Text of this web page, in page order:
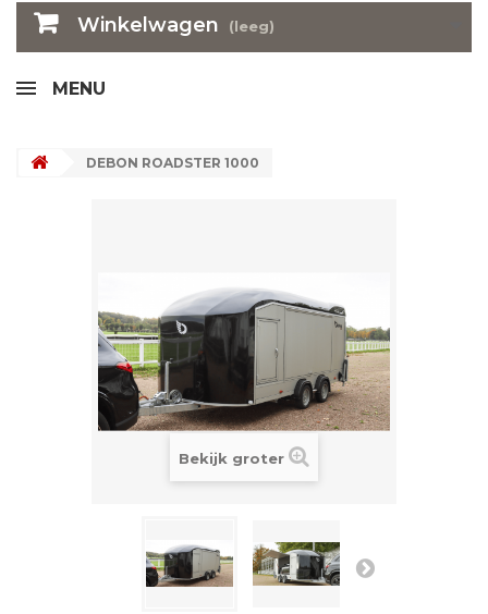
Winkelwagen (leeg)
MENU
DEBON ROADSTER 1000
Bekijk groter